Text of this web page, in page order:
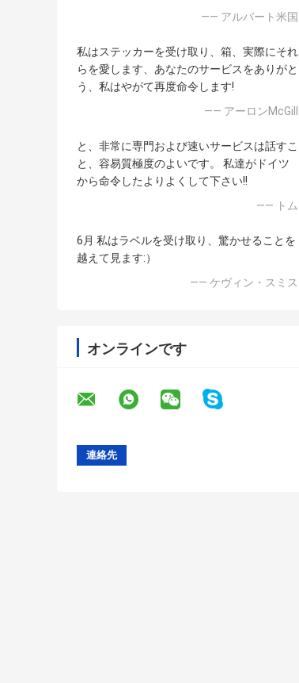
—— アルバート米国
私はステッカーを受け取り、箱、実際にそれ
らを愛します、あなたのサービスをありがと
う、私はやがて再度命令します!
—— アーロンMcGill
と、非常に専門および速いサービスは話すこ
と、容易質極度のよいです。 私達がドイツ
から命令したよりよくして下さい!!
—— トム
6月 私はラベルを受け取り、驚かせることを
越えて見ます:）
—— ケヴィン・スミス
オンラインです